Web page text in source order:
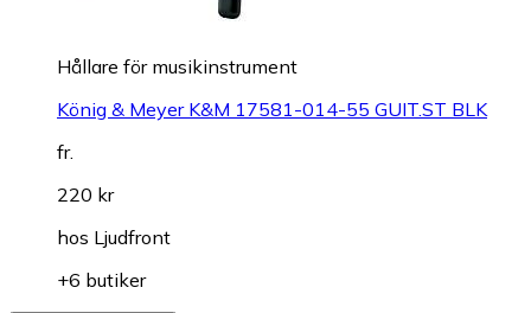
Hållare för musikinstrument
König & Meyer K&M 17581-014-55 GUIT.ST BLK
fr.
220 kr
hos Ljudfront
+6 butiker